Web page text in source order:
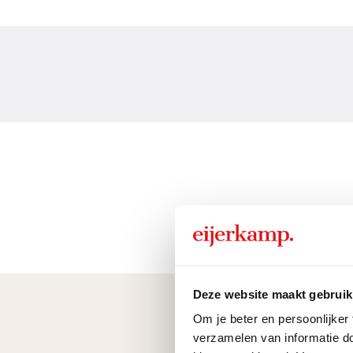
Deze website maakt
Om je beter en
verzamelen van informatie